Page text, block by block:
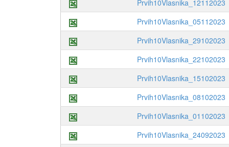
Prvih10Vlasnika_12112023
Prvih10Vlasnika_05112023
Prvih10Vlasnika_29102023
Prvih10Vlasnika_22102023
Prvih10Vlasnika_15102023
Prvih10Vlasnika_08102023
Prvih10Vlasnika_01102023
Prvih10Vlasnika_24092023